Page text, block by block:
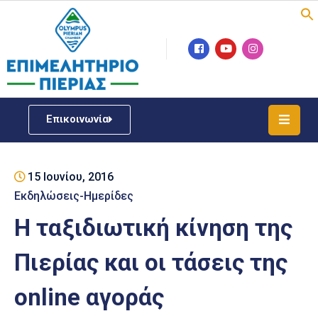
Επικοινωνία
Επιμελητήριο
Νέα
ΓΕΜΗ
Επιχειρηματική
Υποστήριξη
Έκθεση
Παραδοσιακών
15 Ιουνίου, 2016
Εκδηλώσεις-Ημερίδες
Η ταξιδιωτική κίνηση της
Πιερίας και οι τάσεις της
οnline αγοράς